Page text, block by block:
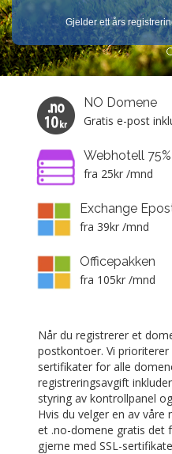
Gjelder ett års
NO Domene
Gratis e-post
Webhotell
fra 25kr /mnd
Exchange
fra 39kr /mnd
Officepakken
fra 105kr /mnd
Når du registrerer et
postkontoer. Vi prioriterer
sertifikater for alle
registreringsavgift
styring av kontrollpanel
Hvis du velger en av våre
et .no-domene gratis det
gjerne med SSL-